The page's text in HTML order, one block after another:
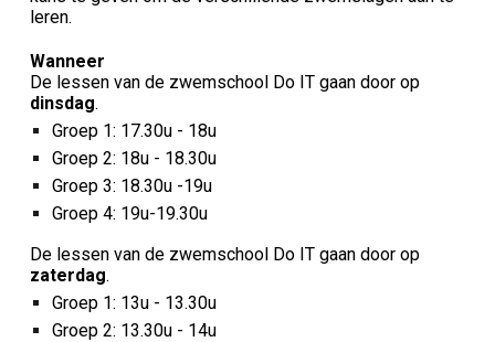
leren.
Wanneer
De lessen van de zwemschool Do ITgaan door op
dinsdag.
Groep 1: 17.30u - 18u
Groep 2: 18u - 18.30u
Groep 3: 18.30u -19u
Groep 4: 19u-19.30u
De lessen van de zwemschool Do ITgaan door op
zaterdag.
Groep 1: 13u - 13.30u
Groep 2: 13.30u - 14u